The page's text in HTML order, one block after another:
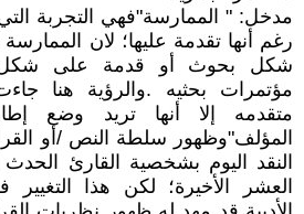
مدخل: " الممارسة"فهي التجربة
رغم أنها تقدمة عليها؛ لان
شكل بحوث أو قدمة على
مؤتمرات بحثيه .والرؤية هنا
متقدمه إلا أنها تريد وضع
المؤلف"وظهور سلطة النص /أو
النقد اليوم بشخصية القارئ
العشر الأخيرة؛ لكن هذا